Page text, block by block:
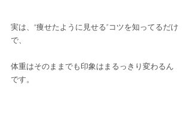
実は、“痩せたように見せる”コツを知ってるだけ
で、
体重はそのままでも印象はまるっきり変わるん
です。